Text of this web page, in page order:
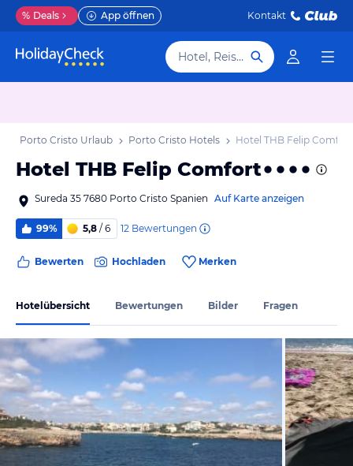
% Deals App öffnen Kontakt
Hotel, Reiseziel
Porto Cristo Urlaub Porto Cristo Hotels Hotel THB Felip Comfort
Hotel THB Felip Comfort
Sureda 35 7680 Porto Cristo Spanien Auf Karte anzeigen
99% 5,8 / 6 12 Bewertungen
Bewerten Hochladen Merken
Hotelübersicht Bewertungen Bilder Fragen